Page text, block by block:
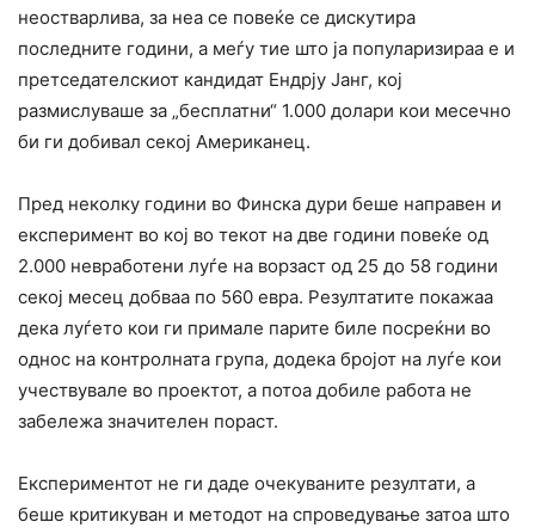
неостварлива, за неа се повеќе се дискутира
последните години, а меѓу тие што ја популаризираа е и
претседателскиот кандидат Ендрју Јанг, кој
размислуваше за „бесплатни“ 1.000 долари кои месечно
би ги добивал секој Американец.
Пред неколку години во Финска дури беше направен и
експеримент во кој во текот на две години повеќе од
2.000 невработени луѓе на ворзаст од 25 до 58 години
секој месец добваа по 560 евра. Резултатите покажаа
дека луѓето кои ги примале парите биле посреќни во
однос на контролната група, додека бројот на луѓе кои
учествувале во проектот, а потоа добиле работа не
забележа значителен пораст.
Експериментот не ги даде очекуваните резултати, а
беше критикуван и методот на спроведување затоа што